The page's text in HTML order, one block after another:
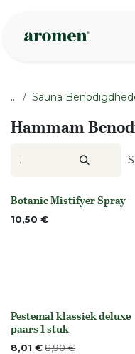
... Sauna
Hammam
None
Botanic Mistifyer Spray
10,50 €
None
Pestemal klassiek deluxe
paars 1 stuk
8,01 €8,90€